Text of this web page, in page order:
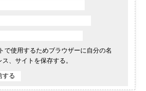
で使用するためブラウザーに自分の名
、サイトを保存する。